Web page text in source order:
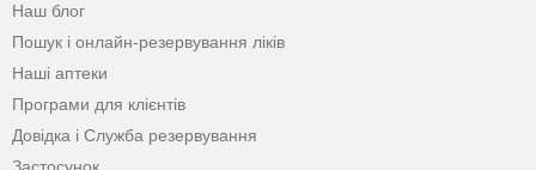
Наш блог
Пошук і онлайн-резервування ліків
Наші аптеки
Програми для клієнтів
Довідка і Служба резервування